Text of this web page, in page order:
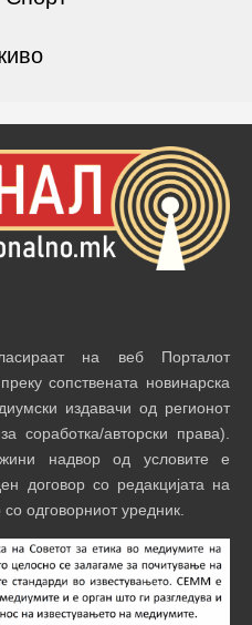
на веб Порталот
сопствената новинарска
издавачи од регионот
соработка/авторски права).
надвор од условите е
договор со редакцијата на
одговорниот уредник.